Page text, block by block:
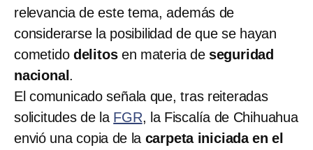
relevancia de este tema, además de
considerarse la posibilidad de que se hayan
cometido delitos en materia de seguridad
nacional .
El comunicado señala que, tras reiteradas
solicitudes de la FGR, la Fiscalía de Chihuahua
envió una copia de la carpeta iniciada en el